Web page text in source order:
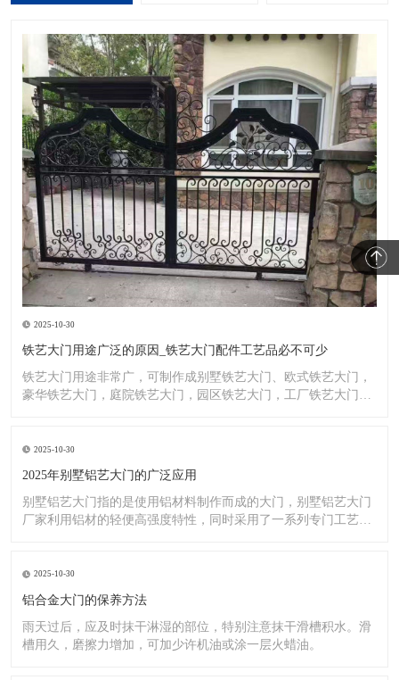
2025-10-30
铁艺大门用途广泛的原因_铁艺大门配件工艺品必不可少
铁艺大门用途非常广，可制作成别墅铁艺大门、欧式铁艺大门，
豪华铁艺大门，庭院铁艺大门，园区铁艺大门，工厂铁艺大门大
2025-10-30
2025年别墅铝艺大门的广泛应用
别墅铝艺大门指的是使用铝材料制作而成的大门，别墅铝艺大门
厂家利用铝材的轻便高强度特性，同时采用了一系列专门工艺，
2025-10-30
铝合金大门的保养方法
雨天过后，应及时抹干淋湿的部位，特别注意抹干滑槽积水。滑
槽用久，磨擦力增加，可加少许机油或涂一层火蜡油。